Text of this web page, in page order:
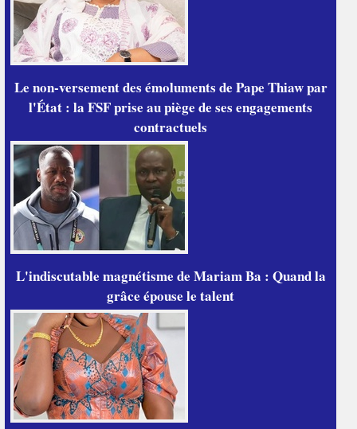
Le non-versement des émoluments de Pape Thiaw par
l'État : la FSF prise au piège de ses engagements
contractuels
L'indiscutable magnétisme de Mariam Ba : Quand la
grâce épouse le talent